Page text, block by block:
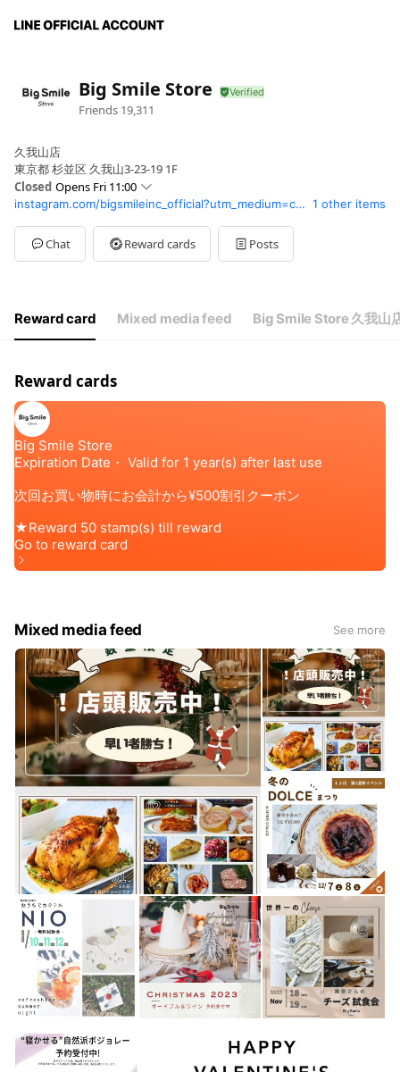
Big Smile Store
Friends 19,311
久我山店
東京都 杉並区 久我山3-23-19 1F
Closed Opens Fri 11:00
Sun11:00 - 20:00
Mon11:00 - 20:00
Tue11:00 - 20:00
Wed11:00 - 20:00
不定休
instagram.com/bigsmileinc_official?utm_medium=copy_link 1 other items
Chat Reward cards Posts
Reward card Mixed media feed Big Smile Store 久我山
Reward cards
Mixed media feed See more